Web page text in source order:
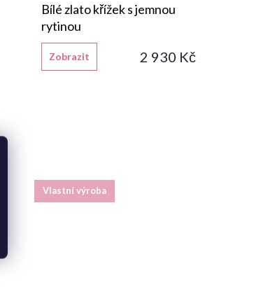
Bílé zlato křížek s jemnou
rytinou
2 930 Kč
Zobrazit
Vlastní výroba